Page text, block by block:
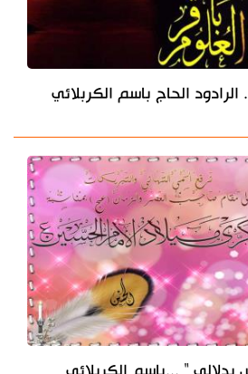
الحاج باسم الكربلائي